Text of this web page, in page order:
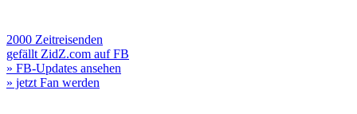
2000 Zeitreisenden
gefällt ZidZ.com auf FB
» FB-Updates ansehen
» jetzt Fan werden